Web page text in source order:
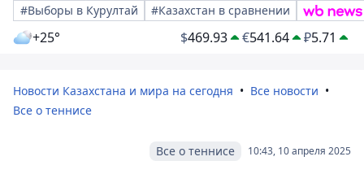
#Выборы в Курултай
#Казахстан в сравнении
+25° $469.93 €541.64 ₽5.71
Новости Казахстана и мира на сегодня
Все новости
Все о теннисе
10:43, 10 апреля 2025
Все о теннисе